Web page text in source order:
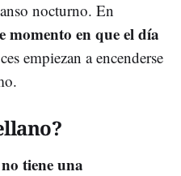
nocturno. En
momento en que el día
empiezan a encenderse
tiene una